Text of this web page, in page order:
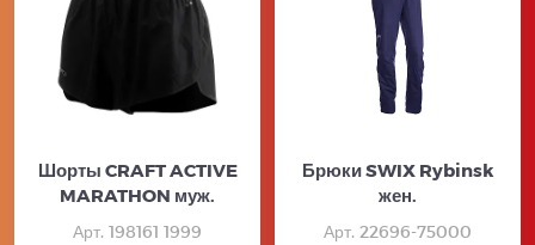
Шорты CRAFT ACTIVE
MARATHON муж.
Арт. 198161 1999
Брюки SWIX Rybinsk
жен.
Арт. 22696-75000